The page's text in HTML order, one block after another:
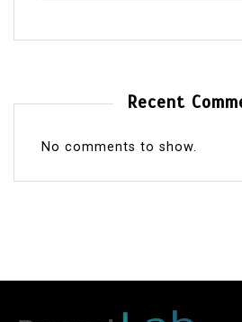
Recent
No comments to show.